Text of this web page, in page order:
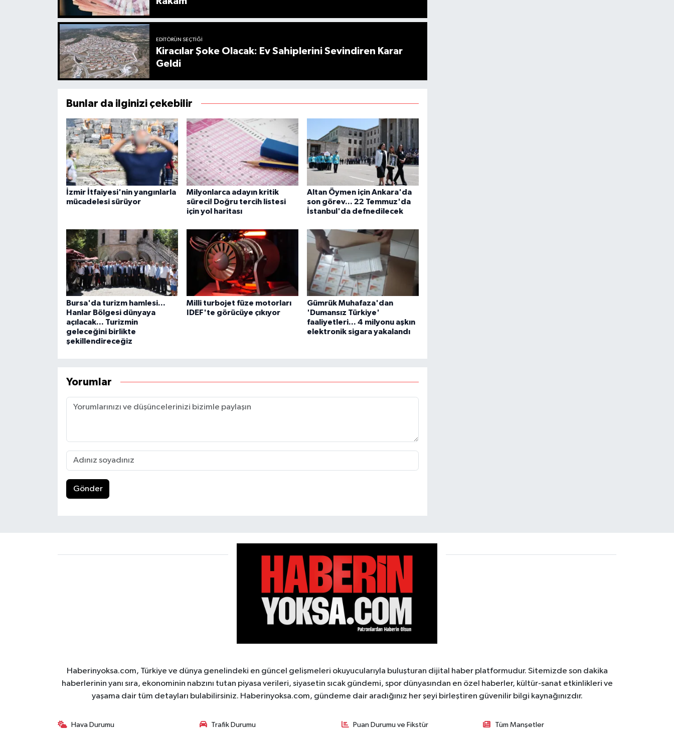
EDITÖRÜN SEÇTIĞI
Kiracılar Şoke Olacak: Ev Sahiplerini Sevindiren Karar
Geldi
Bunlar da ilginizi çekebilir
İzmir İtfaiyesi'nin yangınlarla
mücadelesi sürüyor
Milyonlarca adayın kritik
süreci! Doğru tercih listesi
için yol haritası
Altan Öymen için Ankara'da
son görev... 22 Temmuz'da
İstanbul'da defnedilecek
Bursa'da turizm hamlesi...
Hanlar Bölgesi dünyaya
açılacak... Turizmin
geleceğini birlikte
şekillendireceğiz
Milli turbojet füze motorları
IDEF'te görücüye çıkıyor
Gümrük Muhafaza'dan
'Dumansız Türkiye'
faaliyetleri... 4 milyonu aşkın
elektronik sigara yakalandı
Yorumlar
Gönder
Haberinyoksa.com, Türkiye ve dünya genelindeki en güncel gelişmeleri okuyucularıyla buluşturan dijital haber platformudur. Sitemizde son dakika
haberlerinin yanı sıra, ekonominin nabzını tutan piyasa verileri, siyasetin sıcak gündemi, spor dünyasından en özel haberler, kültür-sanat etkinlikleri ve
yaşama dair tüm detayları bulabilirsiniz. Haberinyoksa.com, gündeme dair aradığınız her şeyi birleştiren güvenilir bilgi kaynağınızdır.
Hava Durumu Trafik Durumu Puan Durumu ve Fikstür Tüm Manşetler